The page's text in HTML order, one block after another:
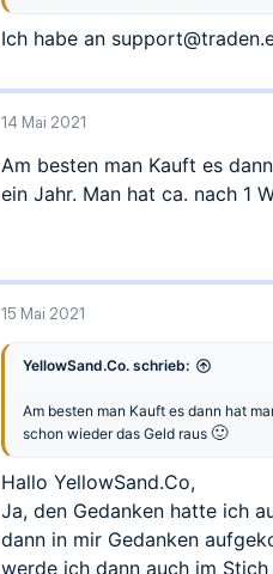
Ich habe an
14 Mai 2021
Am besten man Kauft es
ein Jahr. Man hat ca. nach 1
15 Mai 2021
YellowSand.Co. schrieb:
Am besten man Kauft es dann hat
schon wieder das Geld raus 🙂
Hallo YellowSand.Co,
Ja, den Gedanken hatte ich
dann in mir Gedanken
werde ich dann auch im